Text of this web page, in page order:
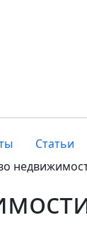
Статьи